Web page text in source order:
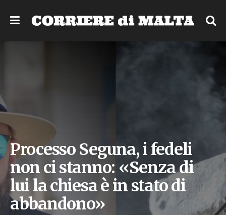
Processo Seguna, i fedeli
non ci stanno: «Senza di
lui la chiesa è in stato di
abbandono»